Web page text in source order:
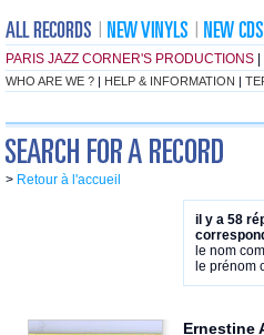
PARIS JAZZ CORNER'S PRODUCTIONS
WHO ARE WE ? | HELP & INFORMATION |
> Retour à l'accueil
il y a 58
le nom
le prénom
Ernestine